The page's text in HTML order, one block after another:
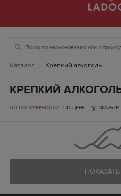
Каталог Крепкий алкоголь
КРЕПКИЙ
ПО ПОПУЛЯРНОСТИ ПО ЦЕНЕ ФИЛЬТР